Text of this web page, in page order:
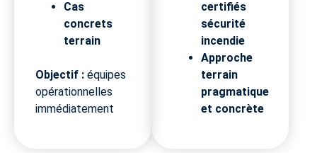
Cas
concrets
terrain
Objectif : équipes
opérationnelles
immédiatement
certifiés
sécurité
incendie
Approche
terrain
pragmatique
et concrète